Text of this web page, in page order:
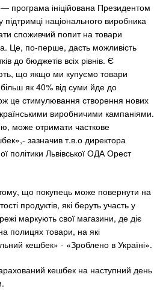
програма ініційована Президентом
підтримці національного виробника
споживчий попит на товари
Це, по-перше, дасть можливість
до бюджетів всіх рівнів. Є
що якщо ми купуємо товари
як 40% від суми йде до
це стимулювання створення нових
виробничими кампаніями.
може отримати часткове
зазначив т.в.о директора
політики Львівської ОДА Орест
що покупець може повернути на
продуктів, які беруть участь у
маркують свої магазини, де діє
полицях товари, на які
кешбек» - «Зроблено в Україні».
кешбек на наступний день